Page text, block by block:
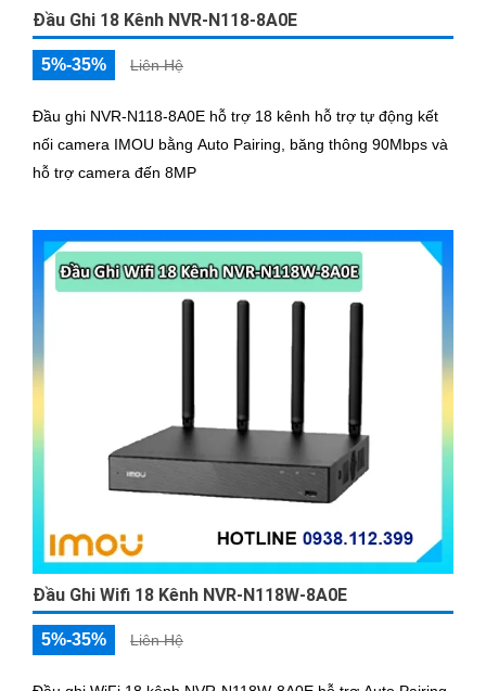
Đầu Ghi 18 Kênh NVR-N118-8A0E
5%-35% Liên Hệ
Đầu ghi NVR-N118-8A0E hỗ trợ 18 kênh hỗ trợ tự động kết
nối camera IMOU bằng Auto Pairing, băng thông 90Mbps và
hỗ trợ camera đến 8MP
Đầu Ghi Wifi 18 Kênh NVR-N118W-8A0E
5%-35% Liên Hệ